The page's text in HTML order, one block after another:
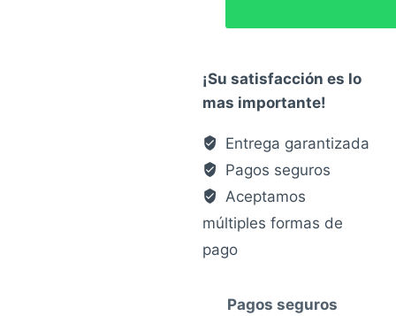
¡Su satisfacción es lo
mas importante!
Entrega garantizada
Pagos seguros
Aceptamos
múltiples formas de
pago
Pagos seguros